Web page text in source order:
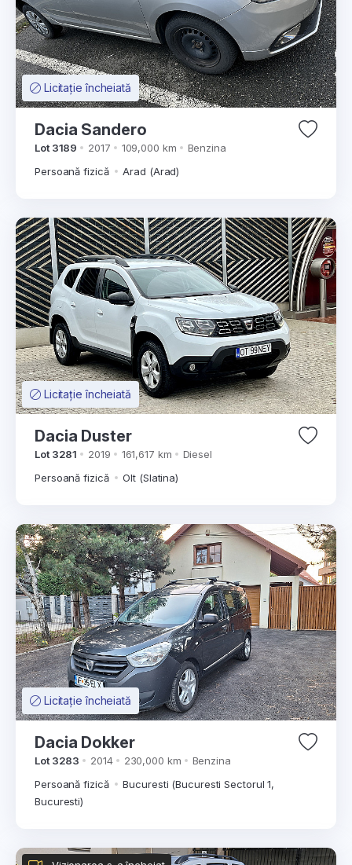
Licitație încheiată
Dacia Sandero
Lot 3189 2017 109,000 km
Benzina
Persoană fizică
Arad (Arad)
Licitație încheiată
Dacia Duster
Lot 3281 2019 161,617 km
Diesel
Persoană fizică
Olt (Slatina)
Licitație încheiată
Dacia Dokker
Lot 3283 2014 230,000 km
Benzina
Persoană fizică
Bucuresti (Bucuresti Sectorul 1,
Bucuresti)